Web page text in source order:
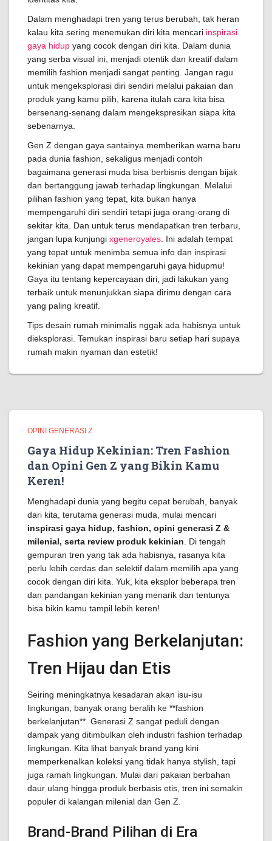
Dalam menghadapi tren yang terus berubah, tak heran
kalau kita sering menemukan diri kita mencari inspirasi
gaya hidup yang cocok dengan diri kita. Dalam dunia
yang serba visual ini, menjadi otentik dan kreatif dalam
memilih fashion menjadi sangat penting. Jangan ragu
untuk mengeksplorasi diri sendiri melalui pakaian dan
produk yang kamu pilih, karena itulah cara kita bisa
bersenang-senang dalam mengekspresikan siapa kita
sebenarnya.
Gen Z dengan gaya santainya memberikan warna baru
pada dunia fashion, sekaligus menjadi contoh
bagaimana generasi muda bisa berbisnis dengan bijak
dan bertanggung jawab terhadap lingkungan. Melalui
pilihan fashion yang tepat, kita bukan hanya
mempengaruhi diri sendiri tetapi juga orang-orang di
sekitar kita. Dan untuk terus mendapatkan tren terbaru,
jangan lupa kunjungi xgeneroyales . Ini adalah tempat
yang tepat untuk menimba semua info dan inspirasi
kekinian yang dapat mempengaruhi gaya hidupmu!
Gaya itu tentang kepercayaan diri, jadi lakukan yang
terbaik untuk menunjukkan siapa dirimu dengan cara
yang paling kreatif.
Tips desain rumah minimalis nggak ada habisnya untuk
dieksplorasi. Temukan inspirasi baru setiap hari supaya
rumah makin nyaman dan estetik!
OPINI GENERASI Z
Gaya Hidup Kekinian: Tren Fashion
dan Opini Gen Z yang Bikin Kamu
Keren!
Menghadapi dunia yang begitu cepat berubah, banyak
dari kita, terutama generasi muda, mulai mencari
inspirasi gaya hidup, fashion, opini generasi Z &
milenial, serta review produk kekinian . Di tengah
gempuran tren yang tak ada habisnya, rasanya kita
perlu lebih cerdas dan selektif dalam memilih apa yang
cocok dengan diri kita. Yuk, kita eksplor beberapa tren
dan pandangan kekinian yang menarik dan tentunya
bisa bikin kamu tampil lebih keren!
Fashion yang Berkelanjutan:
Tren Hijau dan Etis
Seiring meningkatnya kesadaran akan isu-isu
lingkungan, banyak orang beralih ke **fashion
berkelanjutan**. Generasi Z sangat peduli dengan
dampak yang ditimbulkan oleh industri fashion terhadap
lingkungan. Kita lihat banyak brand yang kini
memperkenalkan koleksi yang tidak hanya stylish, tapi
juga ramah lingkungan. Mulai dari pakaian berbahan
daur ulang hingga produk berbasis etis, tren ini semakin
populer di kalangan milenial dan Gen Z.
Brand-Brand Pilihan di Era